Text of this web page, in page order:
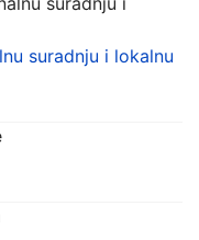
suradnju i lokalnu